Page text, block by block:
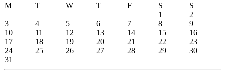
M
T W T F S
S
1
2
3
4 5 6 7 8
9
10
11 12 13 14 15
16
17
18 19 20 21 22
23
24
25 26 27 28 29
30
31